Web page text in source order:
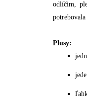
odlíčim,
Plusy: